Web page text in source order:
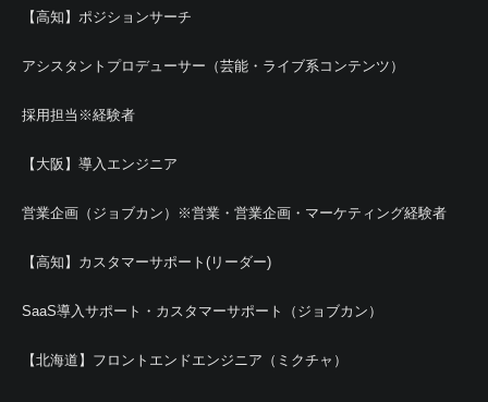
【高知】ポジションサーチ
アシスタントプロデューサー（芸能・ライブ系コンテンツ）
採用担当※経験者
【大阪】導入エンジニア
営業企画（ジョブカン）※営業・営業企画・マーケティング経験者
【高知】カスタマーサポート(リーダー)
SaaS導入サポート・カスタマーサポート（ジョブカン）
【北海道】フロントエンドエンジニア（ミクチャ）